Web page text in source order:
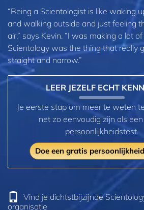
“Being a Scientologist is like waking
and walking outside and just feeling
air,” says Kevin. “I was making a lot
Scientology was the thing that really
straight and narrow.”
LEER JEZELF ECHT
Je eerste stap om meer te weten
net zo eenvoudig zijn als
persoonlijkheidstest.
Doe een gratis
Vind je dichtstbijzijnde
organisatie